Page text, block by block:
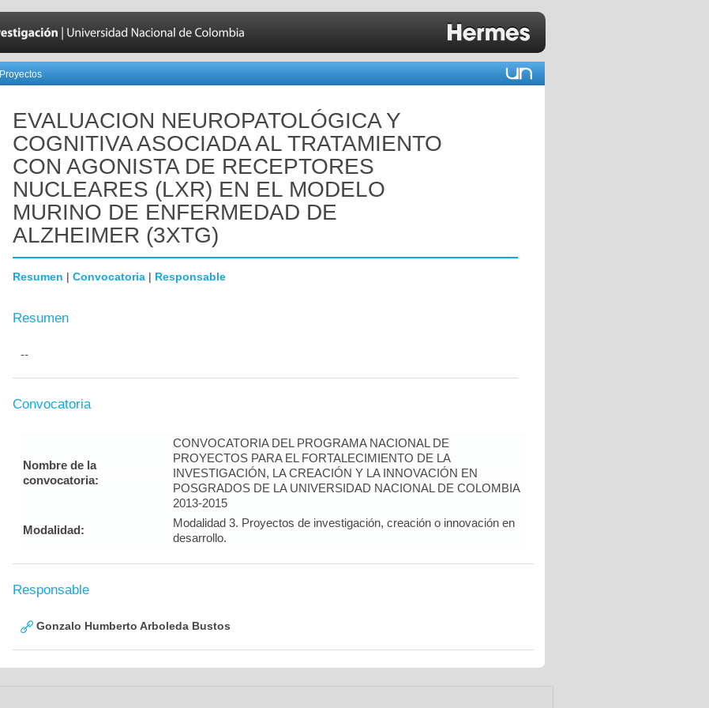
Proyectos
EVALUACION NEUROPATOLÓGICA Y
COGNITIVA ASOCIADA AL TRATAMIENTO
CON AGONISTA DE RECEPTORES
NUCLEARES (LXR) EN EL MODELO
MURINO DE ENFERMEDAD DE
ALZHEIMER (3XTG)
Resumen | Convocatoria | Responsable
Resumen
--
Convocatoria
Nombre de la
convocatoria:
CONVOCATORIA DEL PROGRAMA NACIONAL DE
PROYECTOS PARA EL FORTALECIMIENTO DE LA
INVESTIGACIÓN, LA CREACIÓN Y LA INNOVACIÓN EN
POSGRADOS DE LA UNIVERSIDAD NACIONAL DE COLOMBIA
2013-2015
Modalidad:
Modalidad 3. Proyectos de investigación, creación o innovación en
desarrollo.
Responsable
Gonzalo Humberto Arboleda Bustos